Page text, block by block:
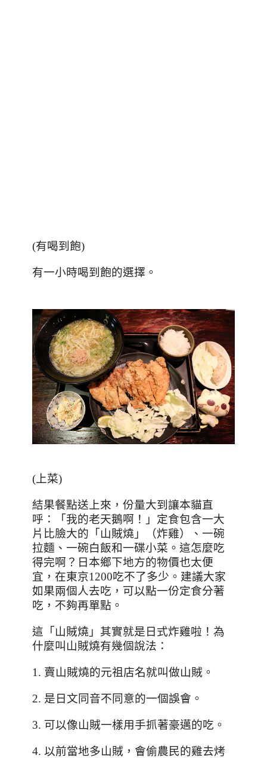
(有喝到飽)
有一小時喝到飽的選擇。
( 上菜)
結果餐點送上來，份量大到讓本貓直
呼：「我的老天鵝啊！」定食包含一大
片比臉大的「山賊燒」（炸雞）、一碗
拉麵、一碗白飯和一碟小菜。這怎麼吃
得完啊？日本鄉下地方的物價也太便
宜，在東京1200吃不了多少。建議大家
如果兩個人去吃，可以點一份定食分著
吃，不夠再單點。
這「山賊燒」其實就是日式炸雞啦！為
什麼叫山賊燒有幾個說法：
1. 賣山賊燒的元祖店名就叫做山賊。
2. 是日文同音不同意的一個誤會。
3. 可以像山賊一樣用手抓著豪邁的吃。
4. 以前當地多山賊，會偷農民的雞去烤